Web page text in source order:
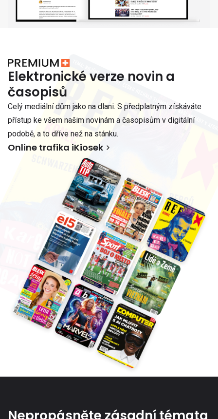
Elektronické verze novin a
časopisů
Celý mediální dům jako na dlani. S předplatným získáváte
přístup ke všem našim novinám a časopisům v digitální
podobě, a to dříve než na stánku.
Online trafika iKiosek